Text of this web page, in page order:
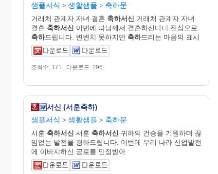
샘플서식 > 생활샘플 > 축하문
거래처 관계자 자녀 결혼 축하서신 거래처 관계자 자녀
결혼 축하서신 이번에 따님께서 결혼하신다니 진심으로
축하드립니다. 변변치 못하지만 축하드리는 마음의 표시
조회수: 171 | 다운로드: 296
서신 (서훈축하)
샘플서식 > 생활샘플 > 축하문
서훈 축하서신 서훈 축하서신 귀하의 건승을 기원하며 끊
임없는 발전을 경하드립니다. 이번에 우리 나라 산업발전
에 이바지하신 공로를 인정받아